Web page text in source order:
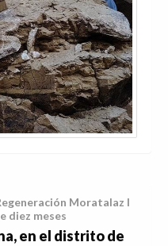
Moratalaz I
diez meses
en el distrito de